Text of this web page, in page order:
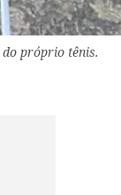
próprio tênis.